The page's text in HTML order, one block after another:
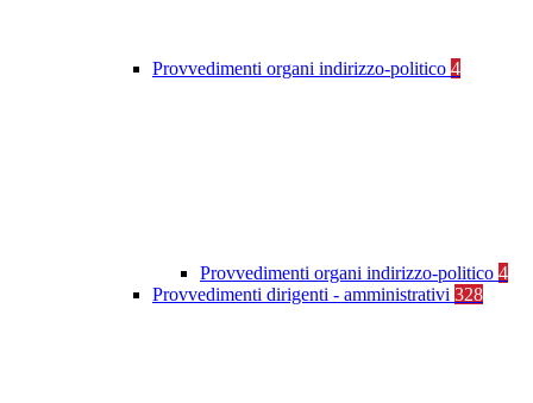
Provvedimenti organi indirizzo-politico 4
Provvedimenti organi indirizzo-politico 4
Provvedimenti dirigenti - amministrativi 328